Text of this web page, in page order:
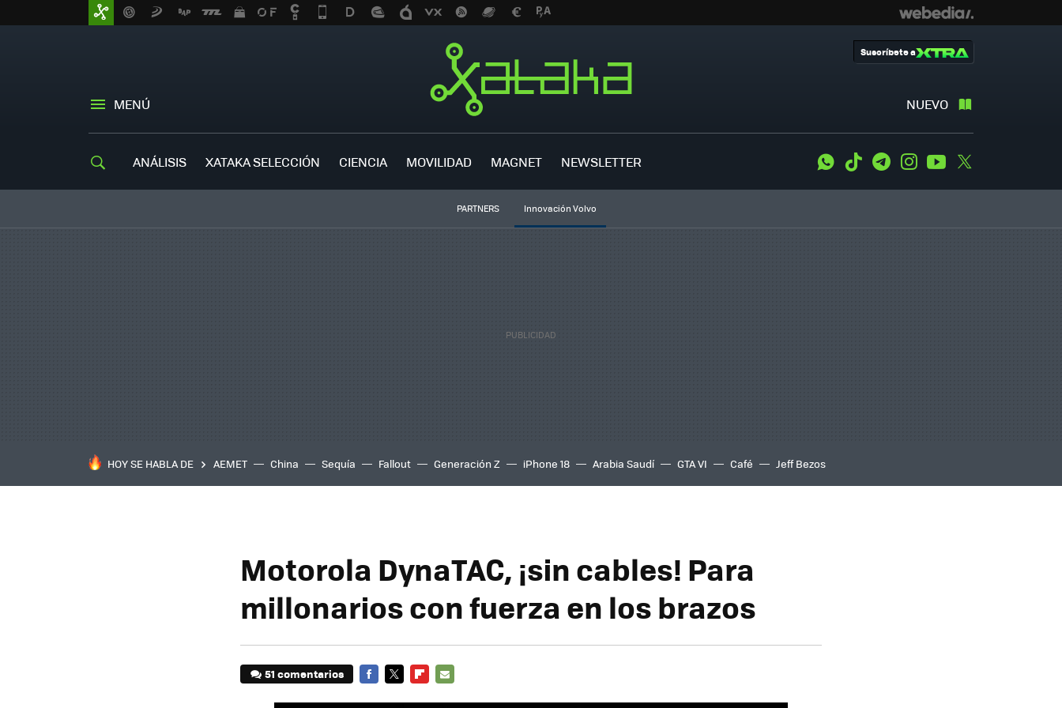
MENÚ NUEVO
Suscríbete a
ANÁLISIS XATAKA SELECCIÓN CIENCIA MOVILIDAD MAGNET NEWSLETTER WhatsApp
Tiktok TelegramInstagramYoutube
PARTNERS Innovación Volvo
HOY SE HABLA DE AEMET China Sequía Fallout Generación Z iPhone 18 Arabia Saudí GTA VI Café Jeff Bezos
Motorola DynaTAC, ¡sin cables! Para
millonarios con fuerza en los brazos
51 comentarios